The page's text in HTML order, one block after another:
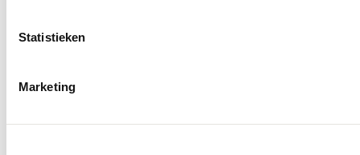
Statistieken
Marketing